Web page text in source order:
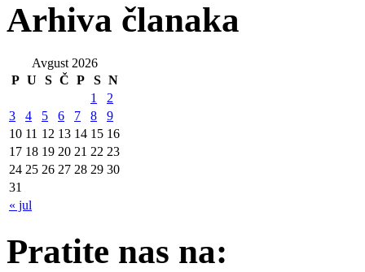
Arhiva članaka
Avgust 2026
P U S Č P S N
« jul
1
2
3
4 5 6 7 8
9
10 11 12 13 14 15 16
17 18 19 20 21 22 23
24 25 26 27 28 29 30
31
Pratite nas na: